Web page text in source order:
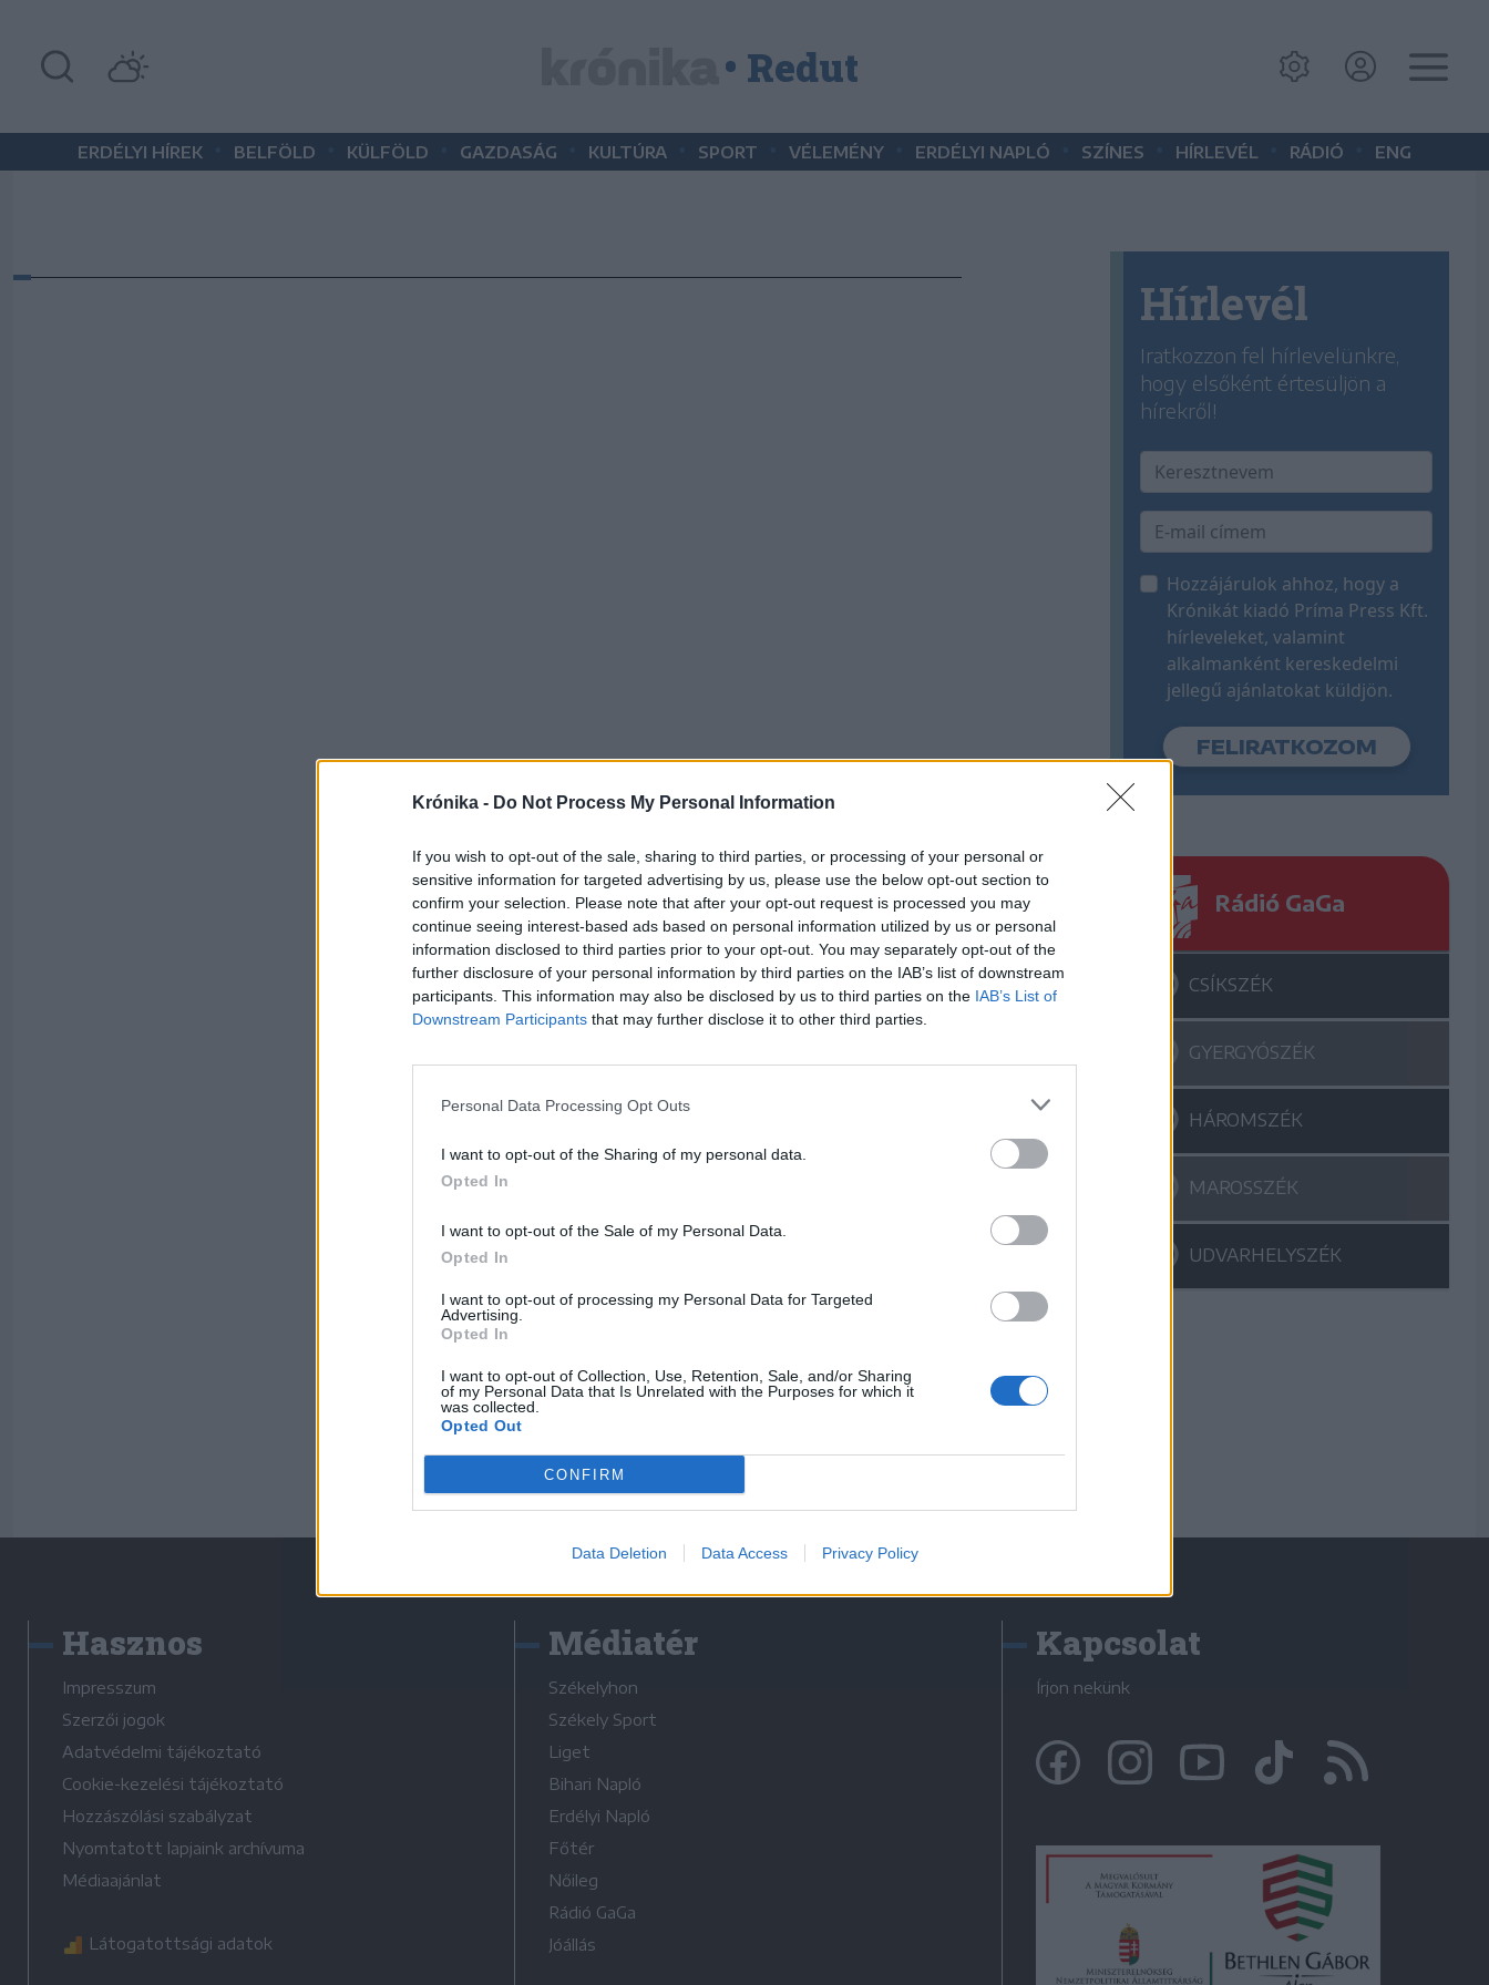
Krónika - Do Not Process My Personal Information
If you wish to opt-out of the sale, sharing to third parties, or processing of your personal or
sensitive information for targeted advertising by us, please use the below opt-out section to
confirm your selection. Please note that after your opt-out request is processed you may
continue seeing interest-based ads based on personal information utilized by us or personal
information disclosed to third parties prior to your opt-out. You may separately opt-out of the
further disclosure of your personal information by third parties on the IAB’s list of downstream
participants. This information may also be disclosed by us to third parties on the IAB’s List of
Downstream Participants that may further disclose it to other third parties.
Personal Data Processing Opt Outs
I want to opt-out of the Sharing of my personal data.
Opted In
I want to opt-out of the Sale of my Personal Data.
Opted In
I want to opt-out of processing my Personal Data for Targeted
Advertising.
Opted In
I want to opt-out of Collection, Use, Retention, Sale, and/or Sharing
of my Personal Data that Is Unrelated with the Purposes for which it
was collected.
Opted Out
CONFIRM
Data Deletion Data Access Privacy Policy
• Redut
ERDÉLYI HÍREK BELFÖLD KÜLFÖLD GAZDASÁG KULTÚRA SPORT VÉLEMÉNY ERDÉLYI NAPLÓ SZÍNES HÍRLEVÉL RÁDIÓ ENG
Hírlevél
Iratkozzon fel hírlevelünkre,
hogy elsőként értesüljön a
hírekről!
Hozzájárulok ahhoz, hogy a
Krónikát kiadó Príma Press Kft.
hírleveleket, valamint
alkalmanként kereskedelmi
jellegű ajánlatokat küldjön.
Rádió GaGa
CSÍKSZÉK
GYERGYÓSZÉK
HÁROMSZÉK
MAROSSZÉK
UDVARHELYSZÉK
Hasznos
Impresszum
Szerzői jogok
Adatvédelmi tájékoztató
Cookie-kezelési tájékoztató
Hozzászólási szabályzat
Nyomtatott lapjaink archívuma
Médiaajánlat
Látogatottsági adatok
Médiatér
Székelyhon
Székely Sport
Liget
Bihari Napló
Erdélyi Napló
Főtér
Nőileg
Rádió GaGa
Jóállás
Kapcsolat
Írjon nekünk